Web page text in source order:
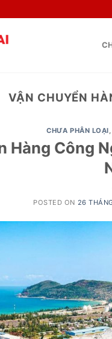
VẬN CHUYỂN
CHƯA PHÂN LOẠI
Hàng Công
POSTED ON 26